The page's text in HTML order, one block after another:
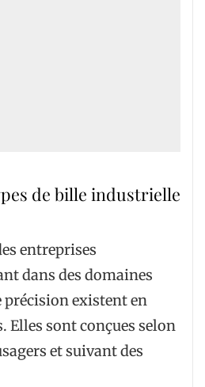
de bille industrielle
entreprises
dans des domaines
précision existent en
Elles sont conçues selon
et suivant des